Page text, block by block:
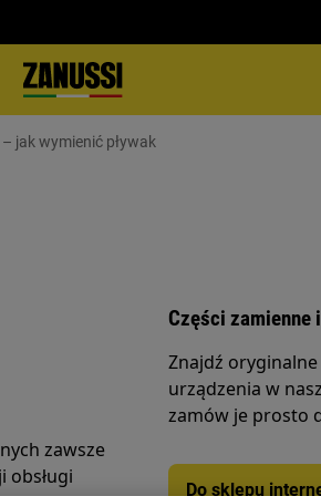
jak wymienić pływak
zawsze
obsługi
Części zamienne
Znajdź
urządzenia w
zamów je prosto
Do sklepu